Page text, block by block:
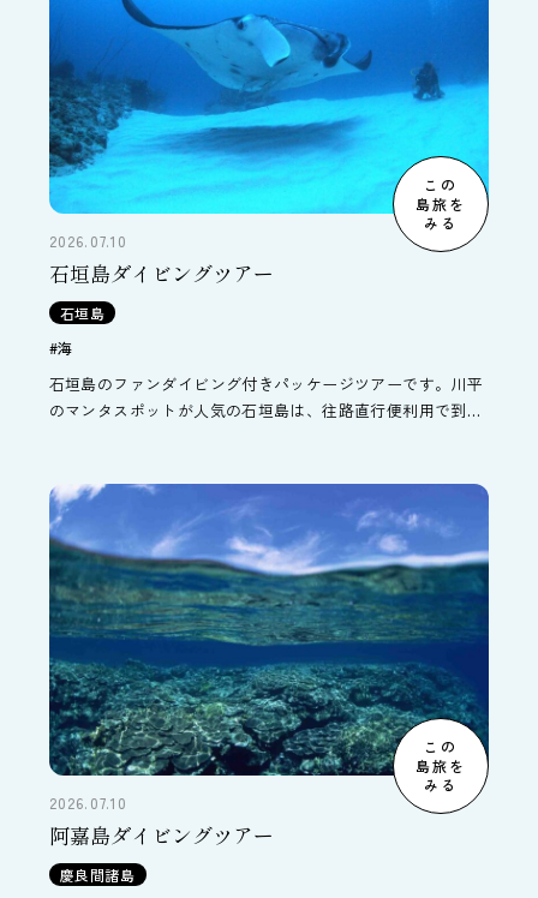
この
島旅を
みる
2026.07.10
石垣島ダイビングツアー
石垣島
#海
石垣島のファンダイビング付きパッケージツアーです。川平
のマンタスポットが人気の石垣島は、往路直行便利用で到着
この
島旅を
みる
2026.07.10
阿嘉島ダイビングツアー
慶良間諸島